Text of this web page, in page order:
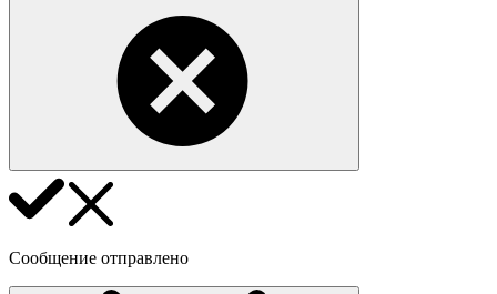
Сообщение отправлено